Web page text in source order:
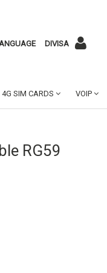
DIVISA
4G SIM CARDS VOIP
RG59